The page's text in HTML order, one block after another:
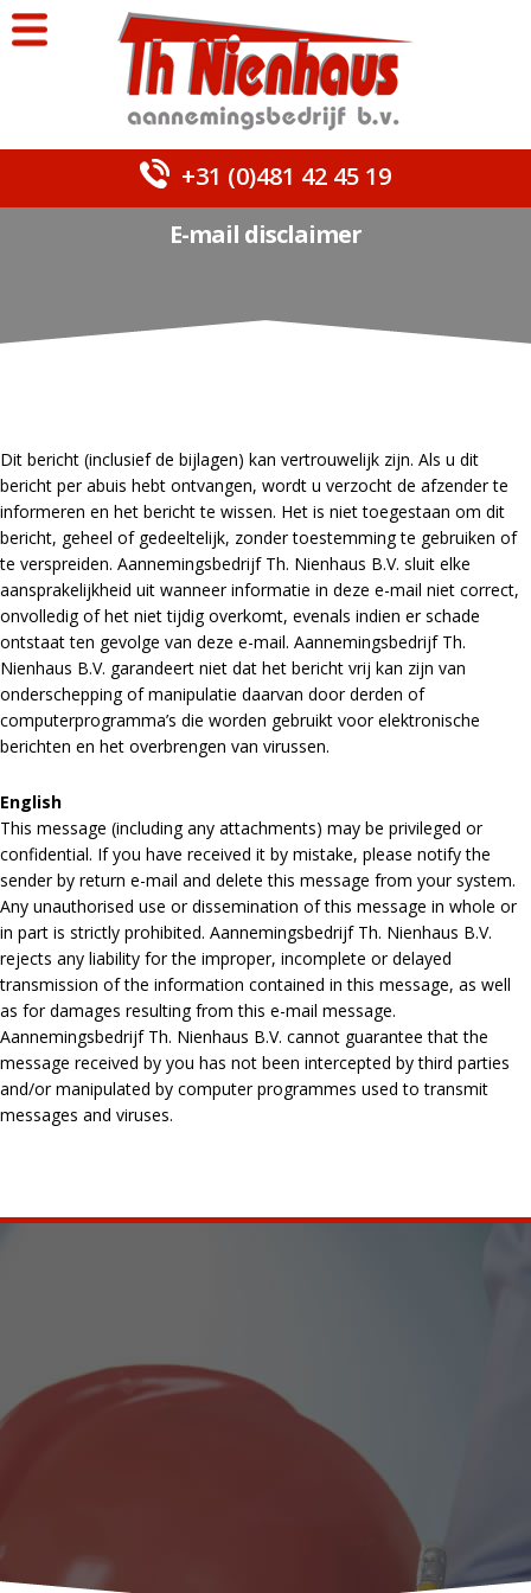
+31 (0)481 42 45 19
E-mail disclaimer
Dit bericht (inclusief de bijlagen) kan vertrouwelijk zijn. Als u dit
bericht per abuis hebt ontvangen, wordt u verzocht de afzender te
informeren en het bericht te wissen. Het is niet toegestaan om dit
bericht, geheel of gedeeltelijk, zonder toestemming te gebruiken of
te verspreiden. Aannemingsbedrijf Th. Nienhaus B.V. sluit elke
aansprakelijkheid uit wanneer informatie in deze e-mail niet correct,
onvolledig of het niet tijdig overkomt, evenals indien er schade
ontstaat ten gevolge van deze e-mail. Aannemingsbedrijf Th.
Nienhaus B.V. garandeert niet dat het bericht vrij kan zijn van
onderschepping of manipulatie daarvan door derden of
computerprogramma’s die worden gebruikt voor elektronische
berichten en het overbrengen van virussen.
English
This message (including any attachments) may be privileged or
confidential. If you have received it by mistake, please notify the
sender by return e-mail and delete this message from your system.
Any unauthorised use or dissemination of this message in whole or
in part is strictly prohibited. Aannemingsbedrijf Th. Nienhaus B.V.
rejects any liability for the improper, incomplete or delayed
transmission of the information contained in this message, as well
as for damages resulting from this e-mail message.
Aannemingsbedrijf Th. Nienhaus B.V. cannot guarantee that the
message received by you has not been intercepted by third parties
and/or manipulated by computer programmes used to transmit
messages and viruses.